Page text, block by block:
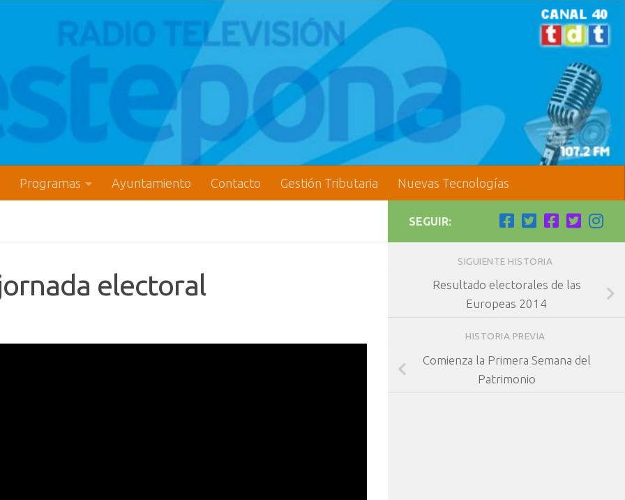
Programas Ayuntamiento Contacto Gestión Tributaria Nuevas Tecnologías
electoral
SEGUIR:
SIGUIENTE HISTORIA
Resultado electorales de las
Europeas 2014
HISTORIA PREVIA
Comienza la Primera Semana del
Patrimonio